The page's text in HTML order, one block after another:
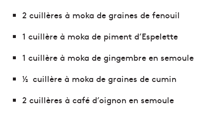
2 cuillères à moka de graines de fenouil
1 cuillère à moka de piment d’Espelette
1 cuillère à moka de gingembre en semoule
½ cuillère à moka de graines de cumin
2 cuillères à café d’oignon en semoule